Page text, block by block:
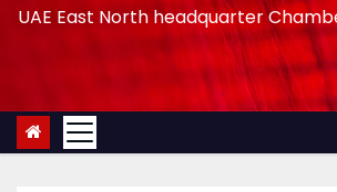
UAE East North headquarter